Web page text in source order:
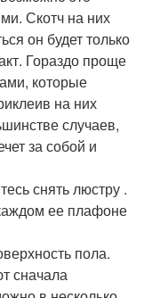
Скотч на них
он будет только
Гораздо проще
которые
на них
случаев,
за собой и
снять люстру .
ее плафоне
пола.
сначала